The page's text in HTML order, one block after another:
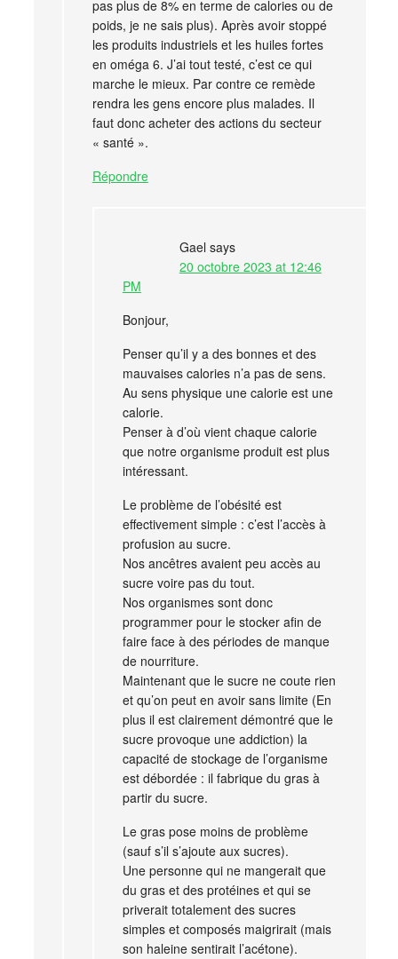
pas plus de 8% en terme de calories ou de
poids, je ne sais plus). Après avoir stoppé
les produits industriels et les huiles fortes
en oméga 6. J’ai tout testé, c’est ce qui
marche le mieux. Par contre ce remède
rendra les gens encore plus malades. Il
faut donc acheter des actions du secteur
« santé ».
Répondre
Gael says
20 octobre 2023 at 12:46
PM
Bonjour,
Penser qu’il y a des bonnes et des
mauvaises calories n’a pas de sens.
Au sens physique une calorie est une
calorie.
Penser à d’où vient chaque calorie
que notre organisme produit est plus
intéressant.
Le problème de l’obésité est
effectivement simple : c’est l’accès à
profusion au sucre.
Nos ancêtres avaient peu accès au
sucre voire pas du tout.
Nos organismes sont donc
programmer pour le stocker afin de
faire face à des périodes de manque
de nourriture.
Maintenant que le sucre ne coute rien
et qu’on peut en avoir sans limite (En
plus il est clairement démontré que le
sucre provoque une addiction) la
capacité de stockage de l’organisme
est débordée : il fabrique du gras à
partir du sucre.
Le gras pose moins de problème
(sauf s’il s’ajoute aux sucres).
Une personne qui ne mangerait que
du gras et des protéines et qui se
priverait totalement des sucres
simples et composés maigrirait (mais
son haleine sentirait l’acétone).